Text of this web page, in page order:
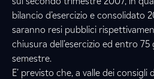
bilancio d’esercizio e consolidato
saranno resi pubblici
chiusura dell’esercizio ed entro
semestre.
E’ previsto che, a valle dei consigli